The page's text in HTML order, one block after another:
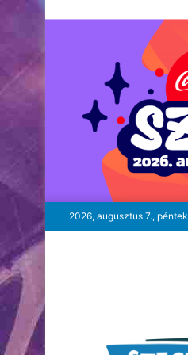
2026, augusztus 7., péntek